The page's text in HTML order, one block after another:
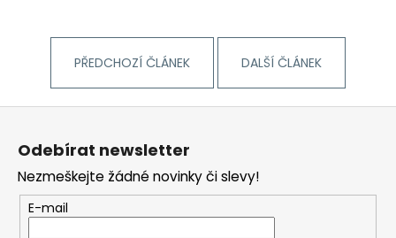
PŘEDCHOZÍ ČLÁNEK DALŠÍ ČLÁNEK
Odebírat newsletter
Nezmeškejte žádné novinky či slevy!
E-mail